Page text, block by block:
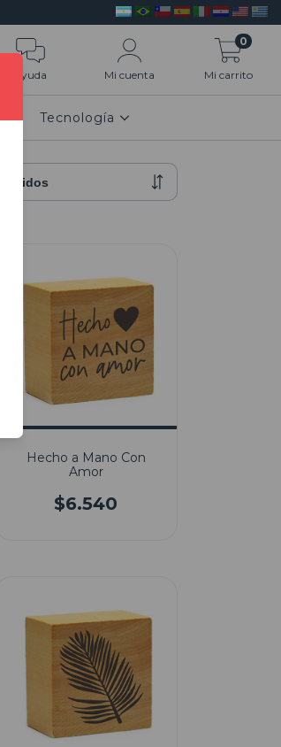
Ayuda Mi cuenta Mi carrito
0
Tecnología
Hecho a Mano Con
Amor
$6.540